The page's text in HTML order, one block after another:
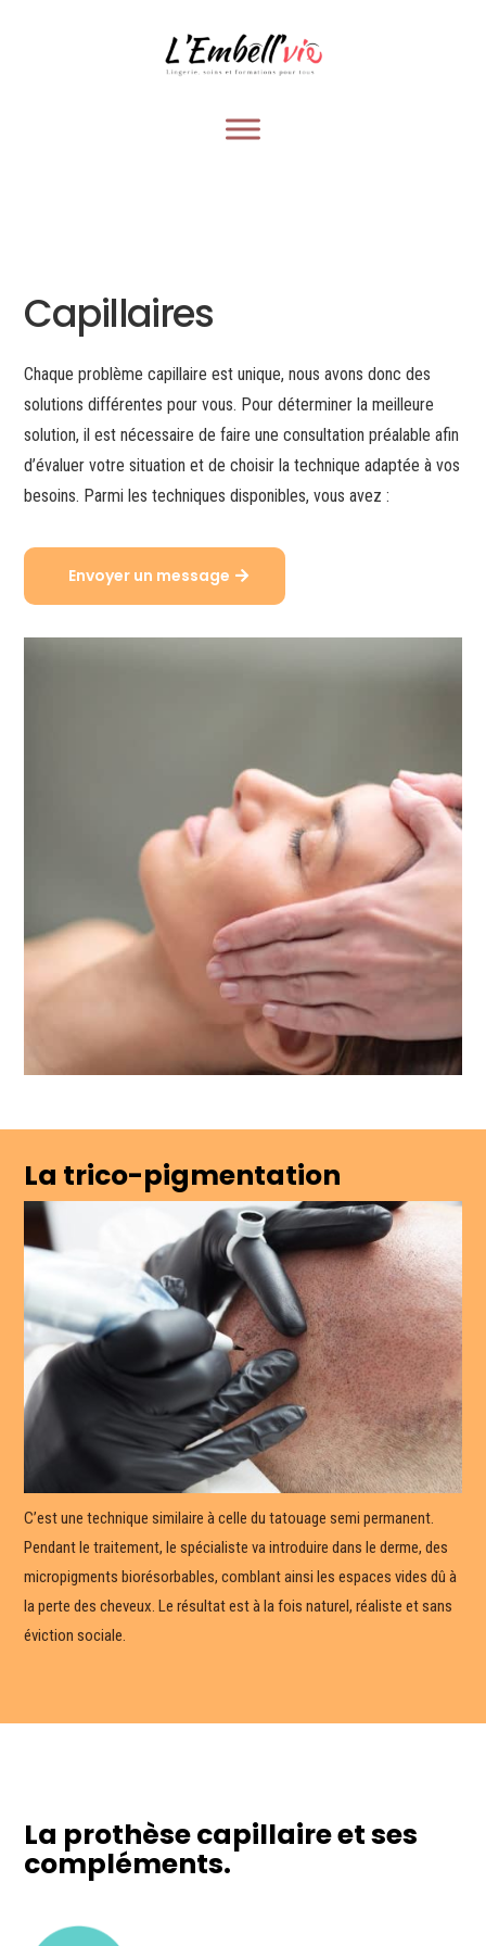
Capillaires
Chaque problème capillaire est unique, nous avons donc des
solutions différentes pour vous. Pour déterminer la meilleure
solution, il est nécessaire de faire une consultation préalable afin
d’évaluer votre situation et de choisir la technique adaptée à vos
besoins. Parmi les techniques disponibles, vous avez :
Envoyer un message
La trico-pigmentation
C’est une technique similaire à celle du tatouage semi permanent.
Pendant le traitement, le spécialiste va introduire dans le derme, des
micropigments biorésorbables, comblant ainsi les espaces vides dû à
la perte des cheveux. Le résultat est à la fois naturel, réaliste et sans
éviction sociale.
La prothèse capillaire et ses
compléments.